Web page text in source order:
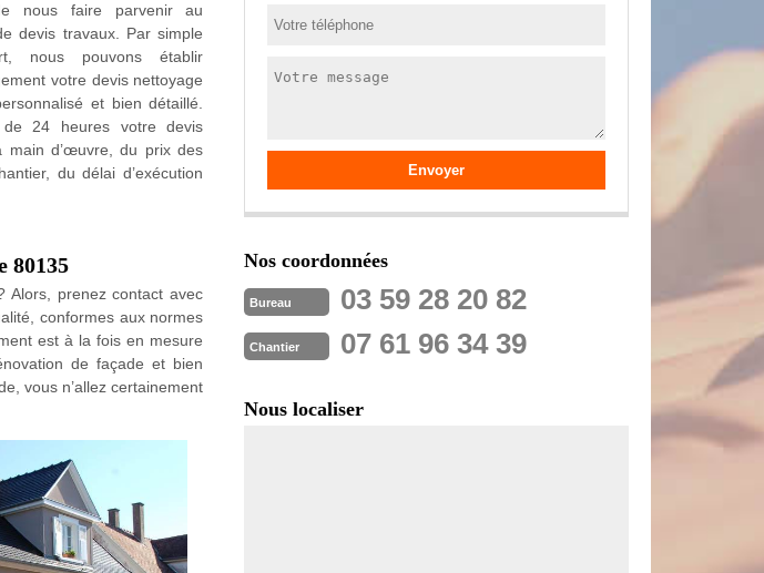
nous faire parvenir au
devis travaux. Par simple
nous pouvons établir
votre devis nettoyage
et bien détaillé.
24 heures votre devis
d’œuvre, du prix des
du délai d’exécution
80135
Alors, prenez contact avec
conformes aux normes
est à la fois en mesure
de façade et bien
vous n’allez certainement
Nos coordonnées
Bureau 03 59 28 20 82
Chantier 07 61 96 34 39
Nous localiser